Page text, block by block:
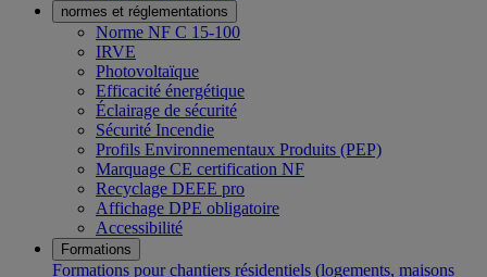
normes et réglementations
Norme NF C 15-100
IRVE
Photovoltaïque
Efficacité énergétique
Éclairage de sécurité
Sécurité Incendie
Profils Environnementaux Produits (PEP)
Marquage CE certification NF
Recyclage DEEE pro
Affichage DPE obligatoire
Accessibilité
Formations
Formations pour chantiers résidentiels (logements, maisons